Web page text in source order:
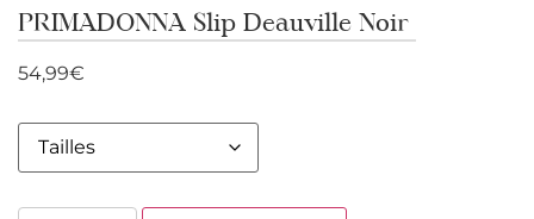
PRIMADONNA Slip Deauville Noir
54,99€